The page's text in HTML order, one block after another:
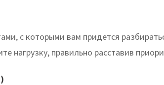
с которыми вам придется
нагрузку, правильно расставив